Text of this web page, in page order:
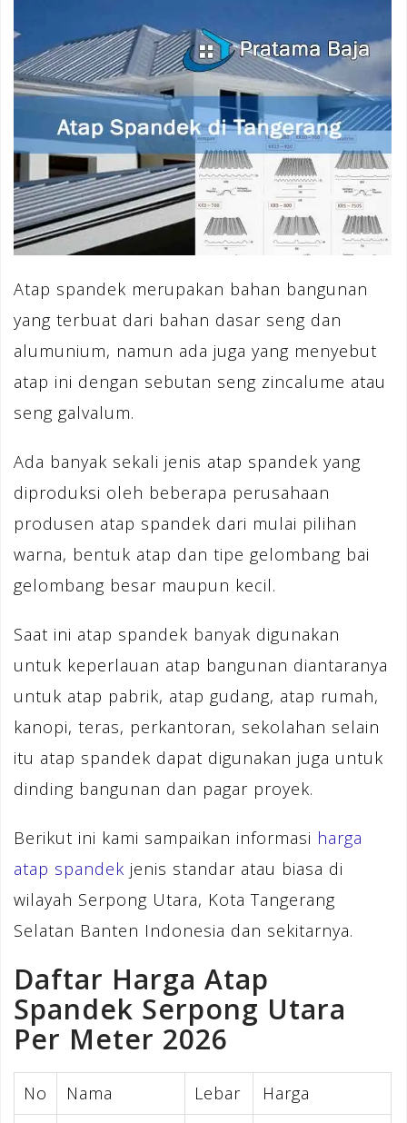
Atap spandek merupakan bahan bangunan
yang terbuat dari bahan dasar seng dan
alumunium, namun ada juga yang menyebut
atap ini dengan sebutan seng zincalume atau
seng galvalum.
Ada banyak sekali jenis atap spandek yang
diproduksi oleh beberapa perusahaan
produsen atap spandek dari mulai pilihan
warna, bentuk atap dan tipe gelombang bai
gelombang besar maupun kecil.
Saat ini atap spandek banyak digunakan
untuk keperlauan atap bangunan diantaranya
untuk atap pabrik, atap gudang, atap rumah,
kanopi, teras, perkantoran, sekolahan selain
itu atap spandek dapat digunakan juga untuk
dinding bangunan dan pagar proyek.
Berikut ini kami sampaikan informasi harga
atap spandek jenis standar atau biasa di
wilayah Serpong Utara, Kota Tangerang
Selatan Banten Indonesia dan sekitarnya.
Daftar Harga Atap
Spandek Serpong Utara
Per Meter 2026
No Nama Lebar
Harga